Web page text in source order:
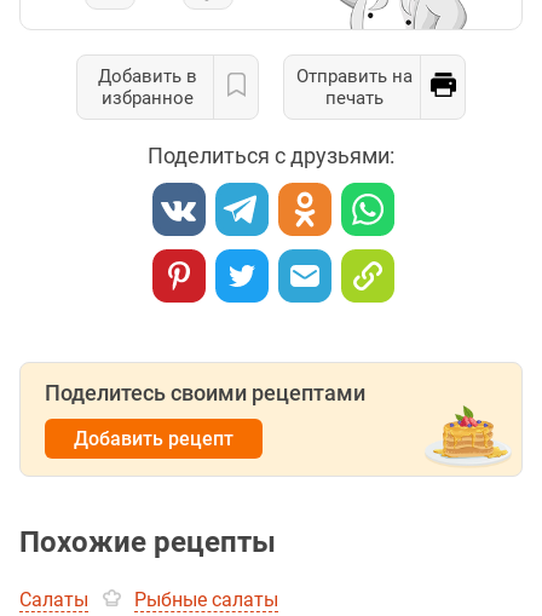
Добавить в
избранное
Отправить на
печать
Поделиться с друзьями:
Поделитесь своими рецептами
Добавить рецепт
Похожие рецепты
Салаты Рыбные салаты